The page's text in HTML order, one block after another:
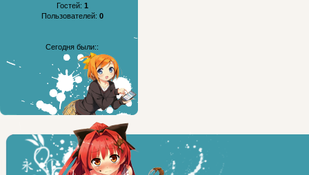
Гостей: 1
Пользователей: 0
Сегодня были::